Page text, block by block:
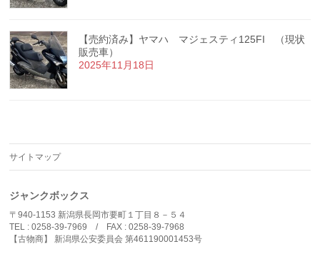
【売約済み】ヤマハ マジェスティ125FI （現状
販売車）
2025年11月18日
サイトマップ
ジャンクボックス
〒940-1153 新潟県長岡市要町１丁目８－５４
TEL : 0258-39-7969 / FAX : 0258-39-7968
【古物商】 新潟県公安委員会 第461190001453号